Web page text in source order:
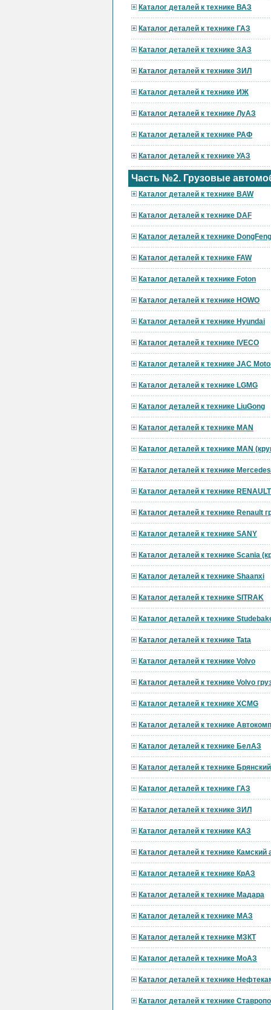
Каталог деталей к технике ВАЗ
Каталог деталей к технике ГАЗ
Каталог деталей к технике ЗАЗ
Каталог деталей к технике ЗИЛ
Каталог деталей к технике ИЖ
Каталог деталей к технике ЛуАЗ
Каталог деталей к технике РАФ
Каталог деталей к технике УАЗ
Часть №2. Грузовые
Каталог деталей к технике BAW
Каталог деталей к технике DAF
Каталог деталей к технике DongFeng
Каталог деталей к технике FAW
Каталог деталей к технике Foton
Каталог деталей к технике HOWO
Каталог деталей к технике Hyundai
Каталог деталей к технике IVECO
Каталог деталей к технике JAC
Каталог деталей к технике LGMG
Каталог деталей к технике LiuGong
Каталог деталей к технике MAN
Каталог деталей к технике MAN
Каталог деталей к технике
Каталог деталей к технике RENAULT
Каталог деталей к технике Renault
Каталог деталей к технике SANY
Каталог деталей к технике Scania
Каталог деталей к технике Shaanxi
Каталог деталей к технике SITRAK
Каталог деталей к технике
Каталог деталей к технике Tata
Каталог деталей к технике Volvo
Каталог деталей к технике Volvo
Каталог деталей к технике XCMG
Каталог деталей к технике
Каталог деталей к технике БелАЗ
Каталог деталей к технике
Каталог деталей к технике ГАЗ
Каталог деталей к технике ЗИЛ
Каталог деталей к технике КАЗ
Каталог деталей к технике Камский
Каталог деталей к технике КрАЗ
Каталог деталей к технике Мадара
Каталог деталей к технике МАЗ
Каталог деталей к технике МЗКТ
Каталог деталей к технике МоАЗ
Каталог деталей к технике
Каталог деталей к технике